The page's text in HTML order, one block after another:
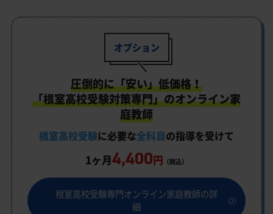
オプション
圧倒的に「安い」低価格！
「根室高校受験対策専門」のオンライン家
庭教師
根室高校受験に必要な全科目の指導を受けて
1ヶ月4,400円 （税込）
根室高校受験専門オンライン家庭教師の詳
細